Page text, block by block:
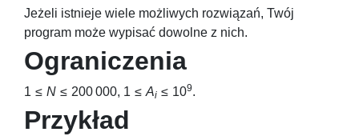
Jeżeli istnieje wiele możliwych rozwiązań, Twój
program może wypisać dowolne z nich.
Ograniczenia
1 ≤ N ≤ 200 000, 1 ≤ Ai ≤ 109.
Przykład